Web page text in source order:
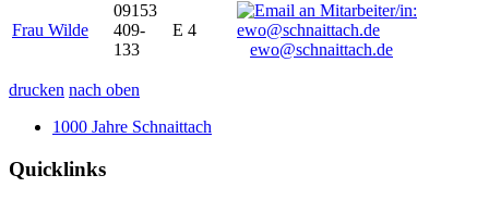
Frau Wilde
09153
409-
133
E 4
ewo@schnaittach.de
drucken nach oben
1000 Jahre Schnaittach
Quicklinks